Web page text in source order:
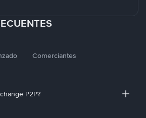
Comerciantes
P2P?